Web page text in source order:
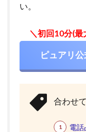
い。
＼初回10分(
ピュアリ
合わせ
電話